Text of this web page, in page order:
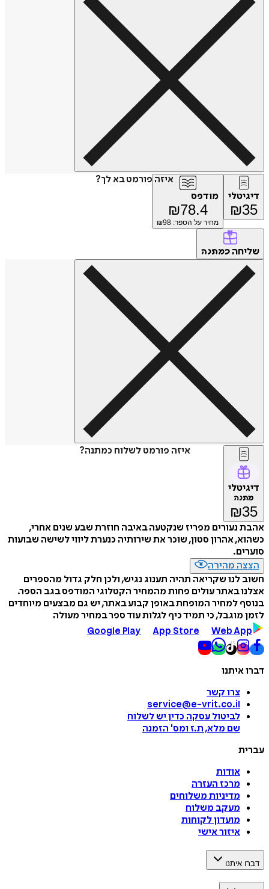
איזה פורמט בא לך?
דיגיטלי
₪35
מודפס
₪78.4
מחיר על הספר: ₪ 98
שליחה כמתנה
איזה פורמט לשלוח כמתנה?
דיגיטלי
מתנה
₪35
אהבת נעורים מפריז שנקטעה באיבה חוזרת שבע שנים אחרי,
כשהוא, אהרון סטון, שוכר את שירותיה כנערת ליווי לשישה שבועות
סוערים.
הצצה מהירה
חשוב לנו שקריאה תהיה תענוג נגיש, ולכן חלק גדול מהספרים
אצלנו באתר עולים פחות מהמחיר הקטלוגי המודפס בגב הספר.
בנוסף למחיר המופחת באופן קבוע באתר, יש גם מבצעים מיוחדים
לזמן מוגבל, כי תמיד כיף לגלות עוד ספר במחיר מעולה
Google Play
App Store Web App
דברו איתנו
צרו קשר
service@e-vrit.co.il
לביטול עסקה כדין יש לשלוח
שם מלא, ת.ז ומס' הזמנה
עברית
אודות
מרכז העזרה
מדיניות משלוחים
מעקב משלוח
מועדון לקוחות
איזור אישי
דברו איתנו